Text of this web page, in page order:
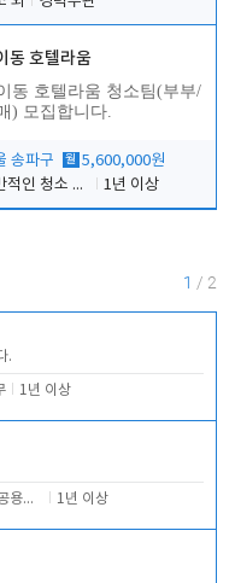
동 호텔라움
동 호텔라움 청소팀(부부/
) 모집합니다.
송파구 월 5,600,000원
전반적인 청소 업무(객실청소.객실정리)
1년 이상
1 / 2
.
1년 이상
호텔객실 및 공용시설 청소 관리 1년 이상